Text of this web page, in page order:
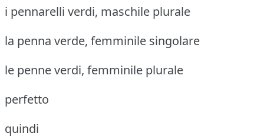
i pennarelli verdi, maschile plurale
la penna verde, femminile singolare
le penne verdi, femminile plurale
perfetto
quindi